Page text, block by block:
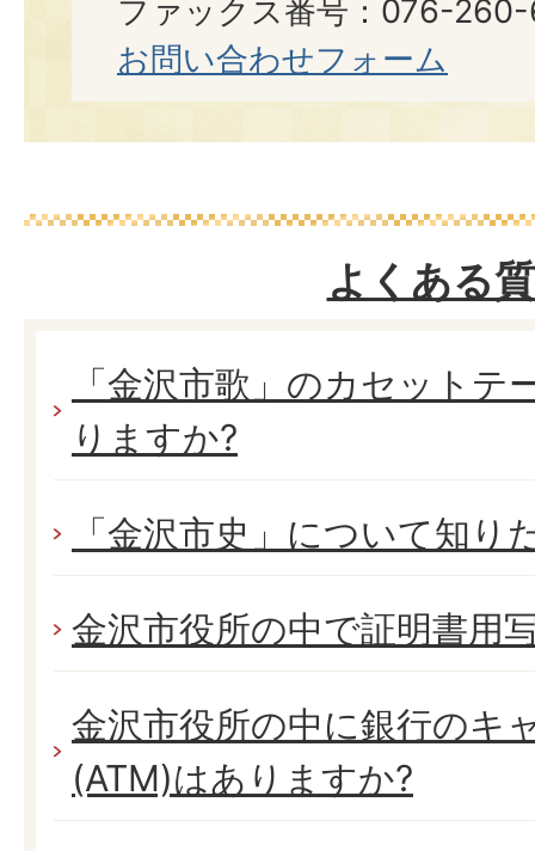
ファックス番号：076-
お問い合わせフォーム
よくある
「金沢市歌」のカセットテ
りますか?
「金沢市史」について知り
金沢市役所の中で証明書用
金沢市役所の中に銀行のキ
(ATM)はありますか?